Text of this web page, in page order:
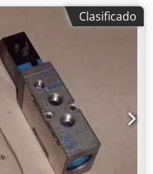
Clasificado